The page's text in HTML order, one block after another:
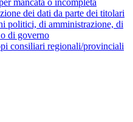
mancata o incompleta
dei dati da parte dei titolari
politici, di amministrazione, di
di governo
consiliari regionali/provinciali